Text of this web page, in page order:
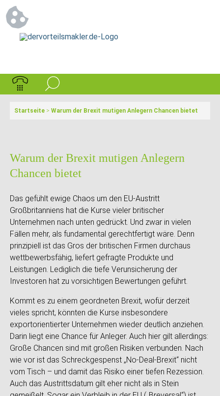
Startseite > Warum der Brexit mutigen Anlegern Chancen bietet
Warum der Brexit mutigen Anlegern
Chancen bietet
Das gefühlt ewige Chaos um den EU-Austritt
Großbritanniens hat die Kurse vieler britischer
Unternehmen nach unten gedrückt. Und zwar in vielen
Fällen mehr, als fundamental gerechtfertigt wäre. Denn
prinzipiell ist das Gros der britischen Firmen durchaus
wettbewerbsfähig, liefert gefragte Produkte und
Leistungen. Lediglich die tiefe Verunsicherung der
Investoren hat zu vorsichtigen Bewertungen geführt.
Kommt es zu einem geordneten Brexit, wofür derzeit
vieles spricht, könnten die Kurse insbesondere
exportorientierter Unternehmen wieder deutlich anziehen.
Darin liegt eine Chance für Anleger. Auch hier gilt allerdings:
Große Chancen sind mit großen Risiken verbunden. Nach
wie vor ist das Schreckgespenst „No-Deal-Brexit“ nicht
vom Tisch – und damit das Risiko einer tiefen Rezession.
Auch das Austrittsdatum gilt eher nicht als in Stein